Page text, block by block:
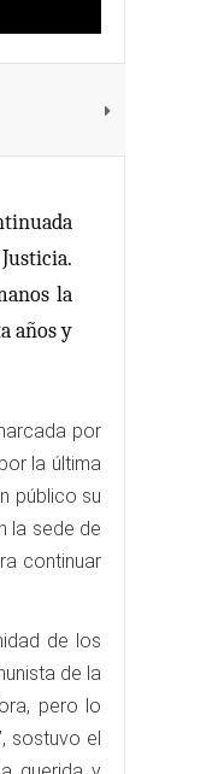
la
años y
por
la última
público su
la sede de
continuar
de los
de la
pero lo
sostuvo el